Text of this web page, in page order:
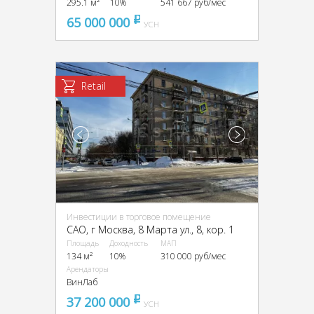
295.1 м² 10% 541 667 руб/мес
65 000 000 pуб
УСН
Retail
Инвестиции в торговое помещение
CАО, г Москва, 8 Марта ул., 8, кор. 1
Площадь
134 м²
Доходность
10%
МАП
310 000 руб/мес
Арендаторы
ВинЛаб
37 200 000 pуб
УСН